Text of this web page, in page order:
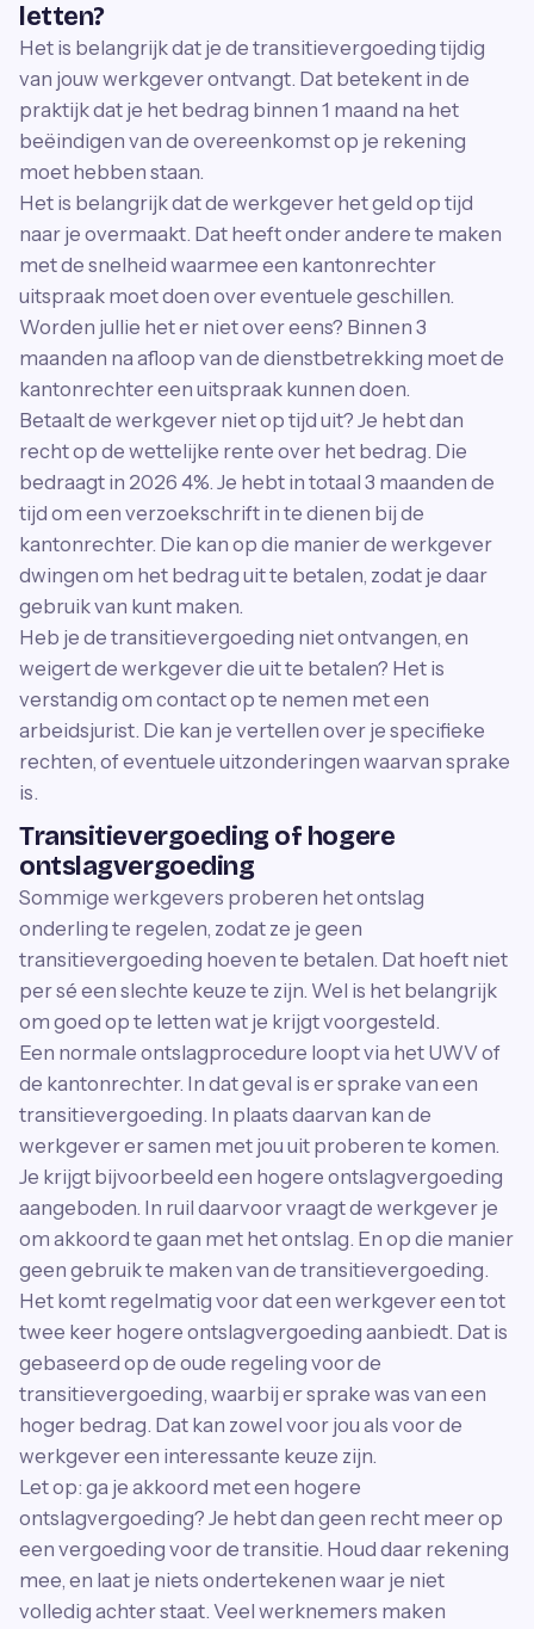
letten?
Het is belangrijk dat je de transitievergoeding tijdig
van jouw werkgever ontvangt. Dat betekent in de
praktijk dat je het bedrag binnen 1 maand na het
beëindigen van de overeenkomst op je rekening
moet hebben staan.
Het is belangrijk dat de werkgever het geld op tijd
naar je overmaakt. Dat heeft onder andere te maken
met de snelheid waarmee een kantonrechter
uitspraak moet doen over eventuele geschillen.
Worden jullie het er niet over eens? Binnen 3
maanden na afloop van de dienstbetrekking moet de
kantonrechter een uitspraak kunnen doen.
Betaalt de werkgever niet op tijd uit? Je hebt dan
recht op de wettelijke rente over het bedrag. Die
bedraagt in 2026 4%. Je hebt in totaal 3 maanden de
tijd om een verzoekschrift in te dienen bij de
kantonrechter. Die kan op die manier de werkgever
dwingen om het bedrag uit te betalen, zodat je daar
gebruik van kunt maken.
Heb je de transitievergoeding niet ontvangen, en
weigert de werkgever die uit te betalen? Het is
verstandig om contact op te nemen met een
arbeidsjurist. Die kan je vertellen over je specifieke
rechten, of eventuele uitzonderingen waarvan sprake
is.
Transitievergoeding of hogere
ontslagvergoeding
Sommige werkgevers proberen het ontslag
onderling te regelen, zodat ze je geen
transitievergoeding hoeven te betalen. Dat hoeft niet
per sé een slechte keuze te zijn. Wel is het belangrijk
om goed op te letten wat je krijgt voorgesteld.
Een normale ontslagprocedure loopt via het UWV of
de kantonrechter. In dat geval is er sprake van een
transitievergoeding. In plaats daarvan kan de
werkgever er samen met jou uit proberen te komen.
Je krijgt bijvoorbeeld een hogere ontslagvergoeding
aangeboden. In ruil daarvoor vraagt de werkgever je
om akkoord te gaan met het ontslag. En op die manier
geen gebruik te maken van de transitievergoeding.
Het komt regelmatig voor dat een werkgever een tot
twee keer hogere ontslagvergoeding aanbiedt. Dat is
gebaseerd op de oude regeling voor de
transitievergoeding, waarbij er sprake was van een
hoger bedrag. Dat kan zowel voor jou als voor de
werkgever een interessante keuze zijn.
Let op: ga je akkoord met een hogere
ontslagvergoeding? Je hebt dan geen recht meer op
een vergoeding voor de transitie. Houd daar rekening
mee, en laat je niets ondertekenen waar je niet
volledig achter staat. Veel werknemers maken